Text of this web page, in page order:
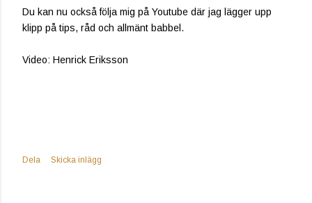
Du kan nu också följa mig på Youtube där jag lägger upp
klipp på tips, råd och allmänt babbel.
Video: Henrick Eriksson
Dela Skicka inlägg